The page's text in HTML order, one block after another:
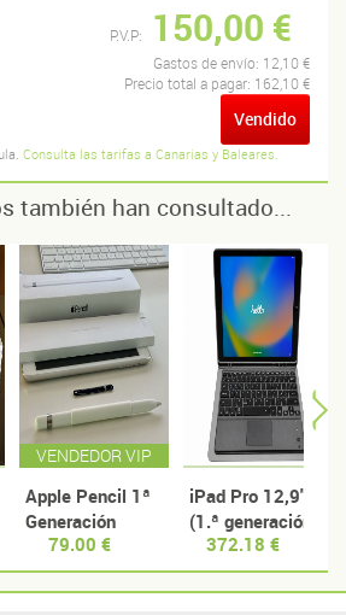
P.V.P: 150,00 €
Gastos de envío: 12,10 €
Precio total a pagar: 162,10 €
Vendido
Consulta las tarifas a Canarias y Baleares.
también han consultado...
VENDEDOR VIP
Apple Pencil 1ª
Generación
79.00 €
iPad Pro 12,9"
(1.ª generación)
372.18 €